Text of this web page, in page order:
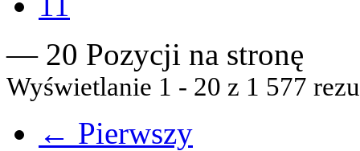
— 20 Pozycji na stronę
Wyświetlanie 1 - 20 z 1 577
← Pierwszy